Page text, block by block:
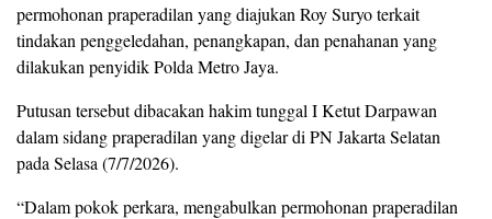
permohonan praperadilan yang diajukan Roy Suryo terkait
tindakan penggeledahan, penangkapan, dan penahanan yang
dilakukan penyidik Polda Metro Jaya.
Putusan tersebut dibacakan hakim tunggal I Ketut Darpawan
dalam sidang praperadilan yang digelar di PN Jakarta Selatan
pada Selasa (7/7/2026).
“Dalam pokok perkara, mengabulkan permohonan praperadilan